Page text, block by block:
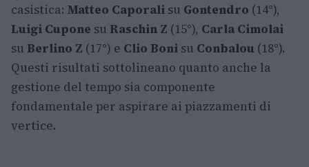
casistica: Matteo Caporali su Gontendro (14°),
Luigi Cupone su Raschin Z (15°), Carla Cimolai
su Berlino Z (17°) e Clio Boni su Conbalou (18°).
Questi risultati sottolineano quanto anche la
gestione del tempo sia componente
fondamentale per aspirare ai piazzamenti di
vertice.